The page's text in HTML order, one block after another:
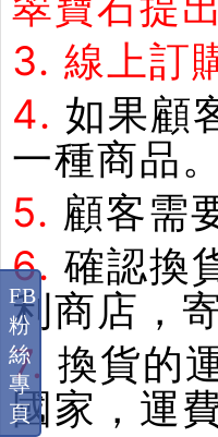
3. 線上訂
4. 如果顧
一種商品。
5. 顧客需
6. 確認換
利商店，
7. 換貨的
國家，運
FB
粉
絲
專
頁